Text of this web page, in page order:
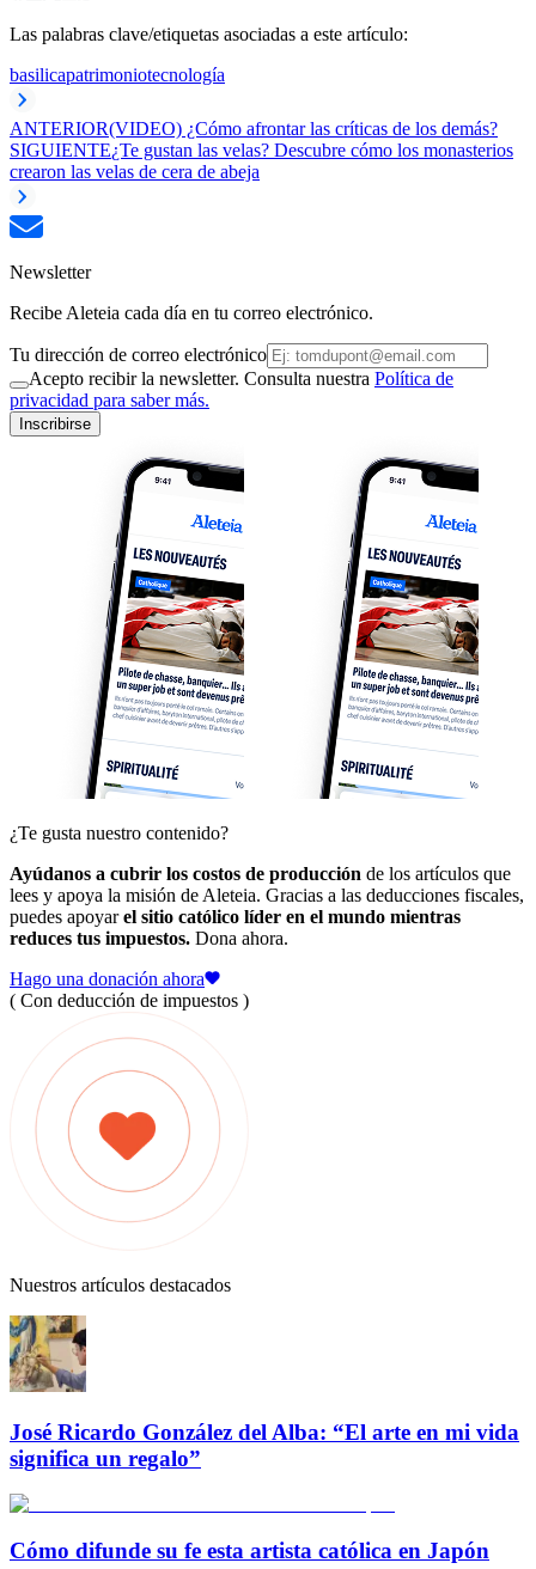
Las palabras clave/etiquetas asociadas a este artículo:
basilicapatrimoniotecnología
ANTERIOR(VIDEO) ¿Cómo afrontar las críticas de los demás?
SIGUIENTE¿Te gustan las velas? Descubre cómo los monasterios
crearon las velas de cera de abeja
Newsletter
Recibe Aleteia cada día en tu correo electrónico.
Tu dirección de correo electrónico
Acepto recibir la newsletter. Consulta nuestra Política de
privacidad para saber más.
Inscribirse
¿Te gusta nuestro contenido?
Ayúdanos a cubrir los costos de producción de los artículos que
lees y apoya la misión de Aleteia. Gracias a las deducciones fiscales,
puedes apoyarel sitio católico líder en el mundo mientras
reduces tus impuestos. Dona ahora.
Hago una donación ahora
( Con deducción de impuestos )
Nuestros artículos destacados
José Ricardo González del Alba: “El arte en mi vida
significa un regalo”
Cómo difunde su fe esta artista católica en Japón